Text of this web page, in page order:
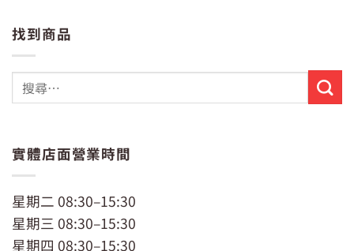
找到商品
實體店面營業時間
星期二 08:30–15:30
星期三 08:30–15:30
星期四 08:30–15:30